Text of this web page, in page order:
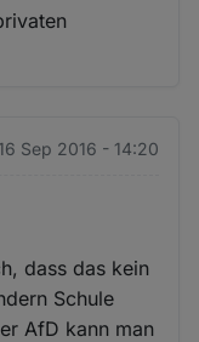
Sep 2016 - 14:20
dass das kein
Schule
AfD kann man